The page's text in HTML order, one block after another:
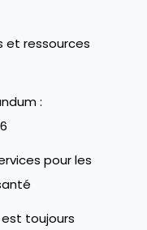
et ressources
:
pour les
est toujours